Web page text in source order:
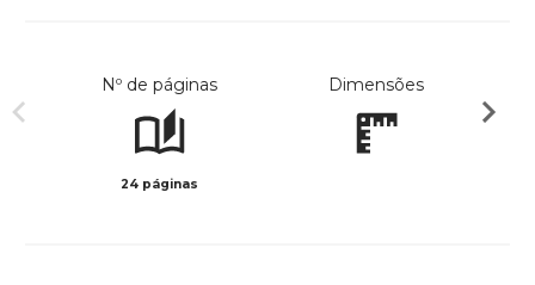
Nº de páginas
24 páginas
Dimensões